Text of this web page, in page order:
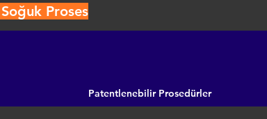
Proses
Patentlenebilir Prosedürler